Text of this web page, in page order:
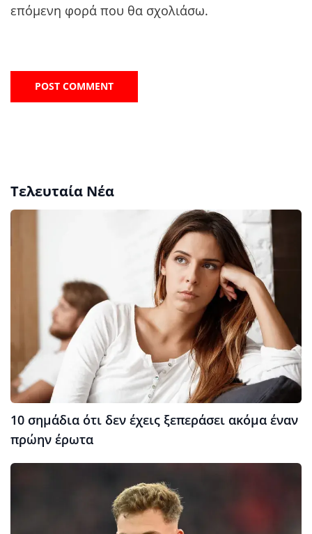
επόμενη φορά που θα σχολιάσω.
Τελευταία Νέα
10 σημάδια ότι δεν έχεις ξεπεράσει ακόμα έναν
πρώην έρωτα